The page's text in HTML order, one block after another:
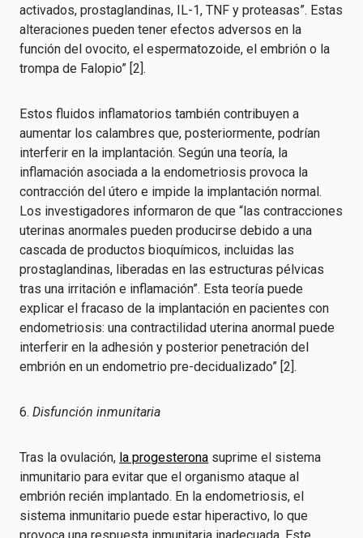
activados, prostaglandinas, IL-1, TNF y proteasas”. Estas
alteraciones pueden tener efectos adversos en la
función del ovocito, el espermatozoide, el embrión o la
trompa de Falopio” [2].
Estos fluidos inflamatorios también contribuyen a
aumentar los calambres que, posteriormente, podrían
interferir en la implantación. Según una teoría, la
inflamación asociada a la endometriosis provoca la
contracción del útero e impide la implantación normal.
Los investigadores informaron de que “las contracciones
uterinas anormales pueden producirse debido a una
cascada de productos bioquímicos, incluidas las
prostaglandinas, liberadas en las estructuras pélvicas
tras una irritación e inflamación”. Esta teoría puede
explicar el fracaso de la implantación en pacientes con
endometriosis: una contractilidad uterina anormal puede
interferir en la adhesión y posterior penetración del
embrión en un endometrio pre-decidualizado” [2].
6. Disfunción inmunitaria
Tras la ovulación, la progesterona suprime el sistema
inmunitario para evitar que el organismo ataque al
embrión recién implantado. En la endometriosis, el
sistema inmunitario puede estar hiperactivo, lo que